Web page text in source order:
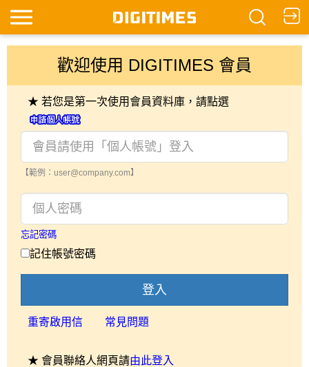
歡迎使用 DIGITIMES 會員
★ 若您是第一次使用會員資料庫，請點選
【範例：user@company.com】
忘記密碼
記住帳號密碼
登入
重寄啟用信 常見問題
★ 會員聯絡人網頁請由此登入